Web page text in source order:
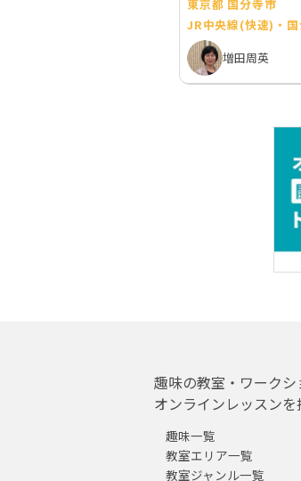
東京都 国分寺市
JR中央線(快速)・国
増田周英
趣味の教室・ワークシ
オンラインレッスンを
趣味一覧
教室エリア一覧
教室ジャンル一覧